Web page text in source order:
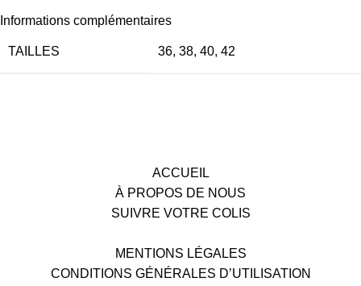
Informations complémentaires
TAILLES 36, 38, 40, 42
ACCUEIL
À PROPOS DE NOUS
SUIVRE VOTRE COLIS
MENTIONS LÉGALES
CONDITIONS GÉNÉRALES D’UTILISATION